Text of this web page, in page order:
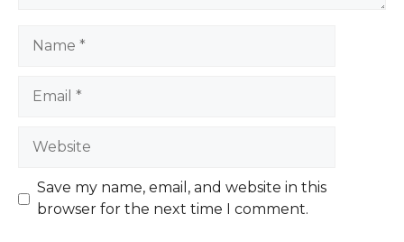
Website
Save my name, email, and website in this
browser for the next time I comment.